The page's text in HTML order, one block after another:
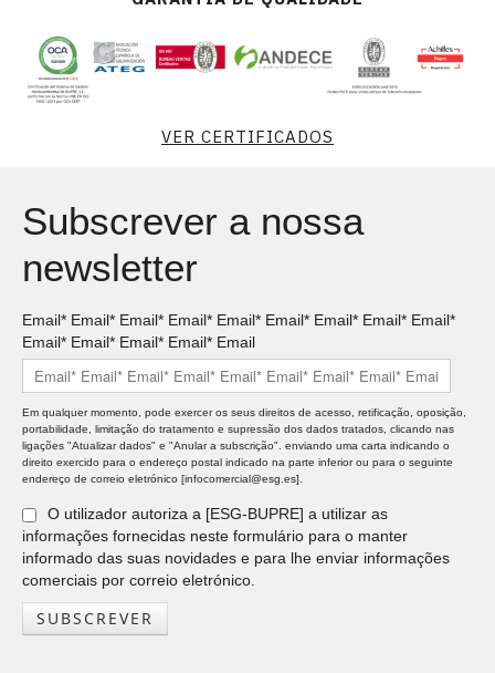
VER CERTIFICADOS
Subscrever a nossa
newsletter
Email* Email* Email* Email* Email* Email* Email* Email* Email*
Email* Email* Email* Email* Email
Em qualquer momento, pode exercer os seus direitos de acesso, retificação, oposição,
portabilidade, limitação do tratamento e supressão dos dados tratados, clicando nas
ligações "Atualizar dados" e "Anular a subscrição". enviando uma carta indicando o
direito exercido para o endereço postal indicado na parte inferior ou para o seguinte
endereço de correio eletrónico [infocomercial@esg.es].
O utilizador autoriza a [ESG-BUPRE] a utilizar as
informações fornecidas neste formulário para o manter
informado das suas novidades e para lhe enviar informações
comerciais por correio eletrónico.
SUBSCREVER